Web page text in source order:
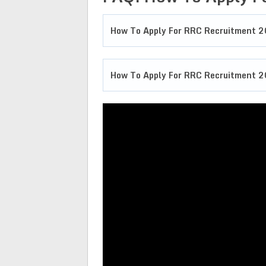
How To Apply For RRC Recruitment
How To Apply For RRC Recruitment